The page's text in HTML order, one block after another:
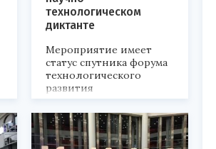
технологическом
диктанте
Мероприятие имеет
статус спутника форума
технологического
развития
«Технопром-2026».